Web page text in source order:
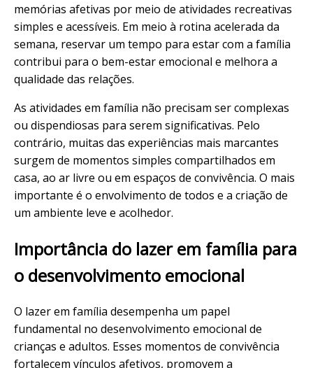
memórias afetivas por meio de atividades recreativas
simples e acessíveis. Em meio à rotina acelerada da
semana, reservar um tempo para estar com a família
contribui para o bem-estar emocional e melhora a
qualidade das relações.
As atividades em família não precisam ser complexas
ou dispendiosas para serem significativas. Pelo
contrário, muitas das experiências mais marcantes
surgem de momentos simples compartilhados em
casa, ao ar livre ou em espaços de convivência. O mais
importante é o envolvimento de todos e a criação de
um ambiente leve e acolhedor.
Importância do lazer em família para
o desenvolvimento emocional
O lazer em família desempenha um papel
fundamental no desenvolvimento emocional de
crianças e adultos. Esses momentos de convivência
fortalecem vínculos afetivos, promovem a